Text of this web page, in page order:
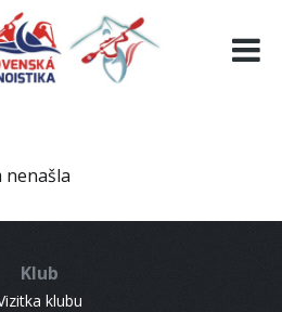
nenašla
Klub
klubu
EURO 19
INFO
RESULTS
CONTACT